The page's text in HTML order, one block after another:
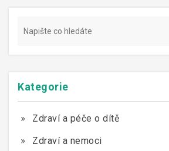
Kategorie
Zdraví a péče o dítě
Zdraví a nemoci